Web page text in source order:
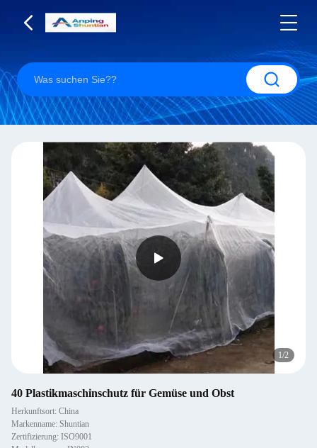
1/2
40 Plastikmaschinschutz für Gemüse und Obst
Herkunftsort: China
Markenname: Shuntian
Zertifizierung: ISO9001